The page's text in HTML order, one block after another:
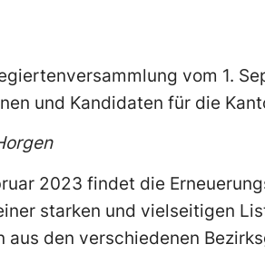
vom 1.
und Kandidaten für die
2023 findet die
starken und vielseitigen
aus den verschiedenen